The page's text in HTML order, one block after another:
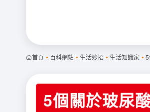
首頁 • 百科網站 • 生活妙招 • 生活知識家 •
5個關於玻尿